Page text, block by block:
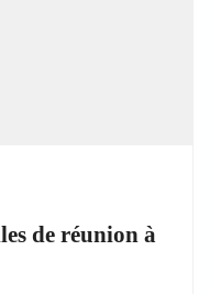
de réunion à